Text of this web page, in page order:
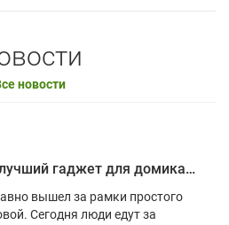
новости
Почему проектор – лучший гаджет для домика в глэмпинге
вышел за рамки простого
Сегодня люди едут за